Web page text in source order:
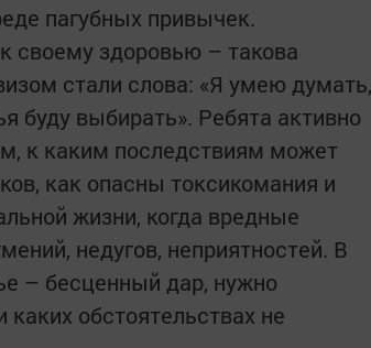
пагубных привычек.
своему здоровью – такова
стали слова: «Я умею думать,
буду выбирать». Ребята активно
к каким последствиям может
как опасны токсикомания и
жизни, когда вредные
недугов, неприятностей. В
– бесценный дар, нужно
обстоятельствах не